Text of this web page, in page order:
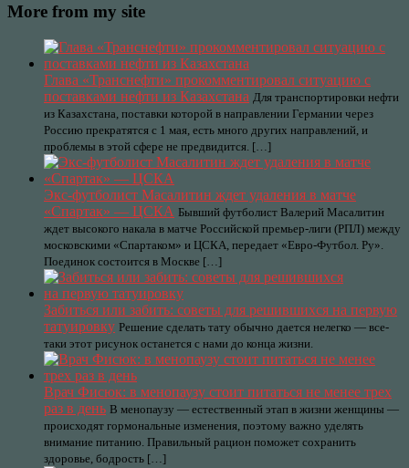
More from my site
Глава «Транснефти» прокомментировал ситуацию с
поставками нефти из Казахстана Для транспортировки нефти
из Казахстана, поставки которой в направлении Германии через
Россию прекратятся с 1 мая, есть много других направлений, и
проблемы в этой сфере не предвидится. […]
Экс-футболист Масалитин ждет удаления в матче
«Спартак» — ЦСКА Бывший футболист Валерий Масалитин
ждет высокого накала в матче Российской премьер-лиги (РПЛ) между
московскими «Спартаком» и ЦСКА, передает «Евро-Футбол. Ру».
Поединок состоится в Москве […]
Забиться или забить: советы для решившихся на первую
татуировку Решение сделать тату обычно дается нелегко — все-
таки этот рисунок останется с нами до конца жизни.
Врач Фисюк: в менопаузу стоит питаться не менее трех
раз в день В менопаузу — естественный этап в жизни женщины —
происходят гормональные изменения, поэтому важно уделять
внимание питанию. Правильный рацион поможет сохранить
здоровье, бодрость […]